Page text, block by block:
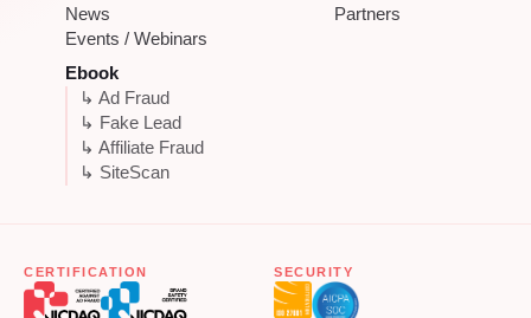
News
Events / Webinars
Ebook
↳ Ad Fraud
↳ Fake Lead
↳ Affiliate Fraud
↳ SiteScan
Partners
CERTIFICATION SECURITY